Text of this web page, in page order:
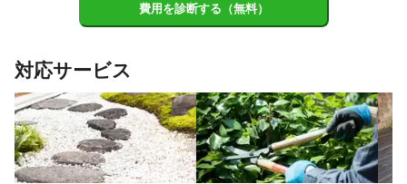
兵庫県】
福崎町
上郡町
佐用町
稲美町 小野市 宍粟市 明石市
神河町
加東市
三木市 多可町 西脇市 朝来市
神戸市
丹波市
養父市 丹波篠山市 香美町
新温泉町
豊岡市
三田市
費用を診断する（無料）
対応サービス